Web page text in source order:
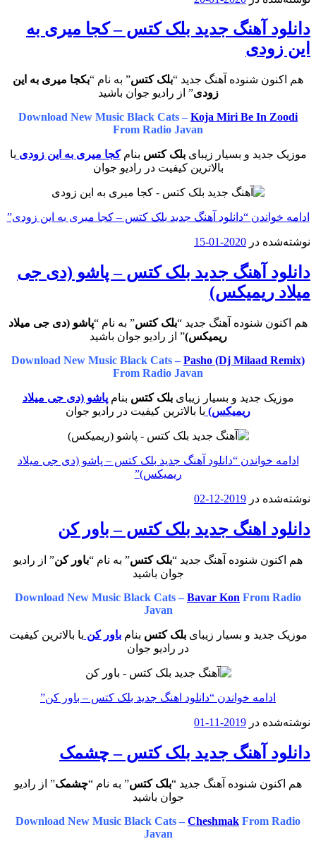
دانلود آهنگ جدید بلک کتس – کجا میری به
این زودی
هم اکنون شنوده آهنگ جدید “بلک کتس” به نام “بکجا میری به این
زودی” از رادیو جوان باشید
Download New Music Black Cats – Koja Miri Be In Zoodi
From Radio Javan
موزیک جدید و بسیار زیبای بلک کتس بنامکجا میری به این زودی با
بالاترین کیفیت در رادیو جوان
ادامه خواندن “دانلود آهنگ جدید بلک کتس – کجا میری به این زودی”
نوشته‌شده در 2020-01-15
دانلود آهنگ جدید بلک کتس – پاشو (دی جی
میلاد ریمیکس)
هم اکنون شنوده آهنگ جدید “بلک کتس” به نام “پاشو (دی جی میلاد
ریمیکس)” از رادیو جوان باشید
Download New Music Black Cats – Pasho (Dj Milaad Remix)
From Radio Javan
موزیک جدید و بسیار زیبای بلک کتس بنامپاشو (دی جی میلاد
ریمیکس) با بالاترین کیفیت در رادیو جوان
ادامه خواندن “دانلود آهنگ جدید بلک کتس – پاشو (دی جی میلاد
ریمیکس)”
نوشته‌شده در 2019-12-02
دانلود اهنگ جدید بلک کتس – باور کن
هم اکنون شنوده آهنگ جدید “بلک کتس” به نام “باور کن” از رادیو
جوان باشید
Download New Music Black Cats – Bavar Kon From Radio
Javan
موزیک جدید و بسیار زیبای بلک کتس بنامباور کن با بالاترین کیفیت
در رادیو جوان
ادامه خواندن “دانلود اهنگ جدید بلک کتس – باور کن”
نوشته‌شده در 2019-11-01
دانلود آهنگ جدید بلک کتس – چشمک
هم اکنون شنوده آهنگ جدید “بلک کتس” به نام “چشمک” از رادیو
جوان باشید
Download New Music Black Cats – Cheshmak From Radio
Javan